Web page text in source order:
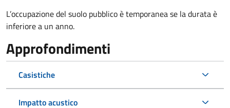
L’occupazione del suolo pubblico è temporanea se la durata è
inferiore a un anno.
Approfondimenti
Casistiche
Impatto acustico